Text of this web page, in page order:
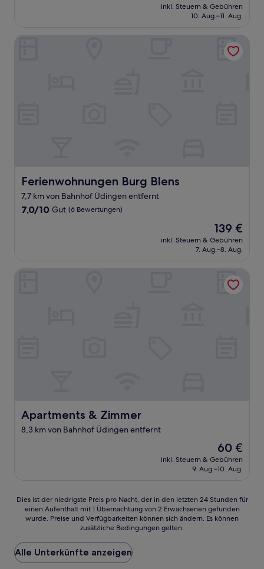
Bewertungen)
Preis
beträgt
inkl. Steuern & Gebühren
10. Aug.–11. Aug.
Ferienwohnungen Burg Blens
Ferienwohnungen Burg Blens
7,7 km von Bahnhof Üdingen entfernt
7.0
7,0/10 Gut (6 Bewertungen)
Der
Preis
beträgt
139 €
inkl. Steuern & Gebühren
7. Aug.–8. Aug.
Apartments & Zimmer
Apartments & Zimmer
8,3 km von Bahnhof Üdingen entfernt
Der
Preis
beträgt
60 €
inkl. Steuern & Gebühren
9. Aug.–10. Aug.
Dies
der
Preis
pro
Nacht,
Dies ist der niedrigste Preis pro Nacht, der in den letzten 24 Stunden für
einen Aufenthalt mit 1 Übernachtung von 2 Erwachsenen gefunden
wurde. Preise und Verfügbarkeiten können sich ändern. Es können
zusätzliche Bedingungen gelten.
Alle Unterkünfte anzeigen